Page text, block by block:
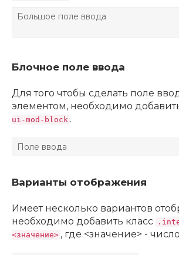
Блочное поле ввода
Для того чтобы сделать поле
элементом, необходимо
ui-mod-block .
Варианты отображения
Имеет несколько вариантов
необходимо добавить класс
<значение> , где <значение> -